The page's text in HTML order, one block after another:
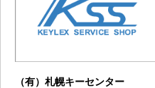
（有）札幌キーセンター